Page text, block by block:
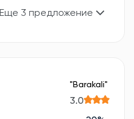
Еще 3 предложение
"Barakali"
3.0